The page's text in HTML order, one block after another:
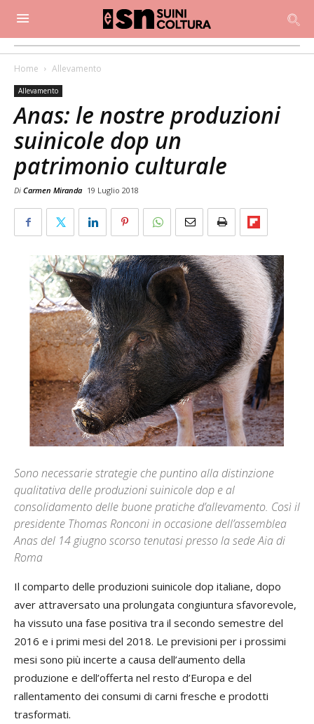
Home Allevamento
Allevamento
Anas: le nostre produzioni
suinicole dop un
patrimonio culturale
Di Carmen Miranda 19 Luglio 2018
Sono necessarie strategie che puntino alla distinzione
qualitativa delle produzioni suinicole dop e al
consolidamento delle buone pratiche d’allevamento. Così il
presidente Thomas Ronconi in occasione dell’assemblea
Anas del 14 giugno scorso tenutasi presso la sede Aia di
Roma
Il comparto delle produzioni suinicole dop italiane, dopo
aver attraversato una prolungata congiuntura sfavorevole,
ha vissuto una fase positiva tra il secondo semestre del
2016 e i primi mesi del 2018. Le previsioni per i prossimi
mesi sono più incerte a causa dell’aumento della
produzione e dell’offerta nel resto d’Europa e del
rallentamento dei consumi di carni fresche e prodotti
trasformati.